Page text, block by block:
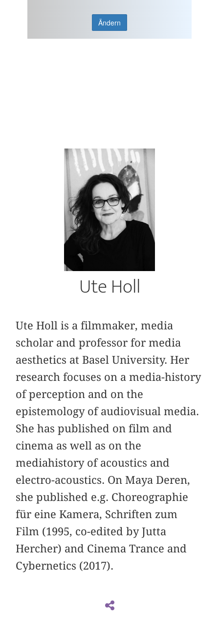
Ändern
Ute Holl
Ute Holl is a filmmaker, media
scholar and professor for media
aesthetics at Basel University. Her
research focuses on a media-history
of perception and on the
epistemology of audiovisual media.
She has published on film and
cinema as well as on the
mediahistory of acoustics and
electro-acoustics. On Maya Deren,
she published e.g. Choreographie
für eine Kamera, Schriften zum
Film (1995, co-edited by Jutta
Hercher) and Cinema Trance and
Cybernetics (2017).